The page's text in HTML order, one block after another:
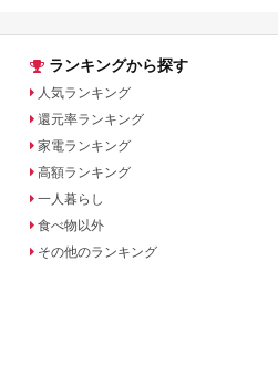
ランキングから探す
人気ランキング
還元率ランキング
家電ランキング
高額ランキング
一人暮らし
食べ物以外
その他のランキング